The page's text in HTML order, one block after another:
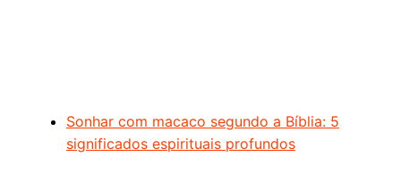
Sonhar com macaco segundo a Bíblia: 5
significados espirituais profundos